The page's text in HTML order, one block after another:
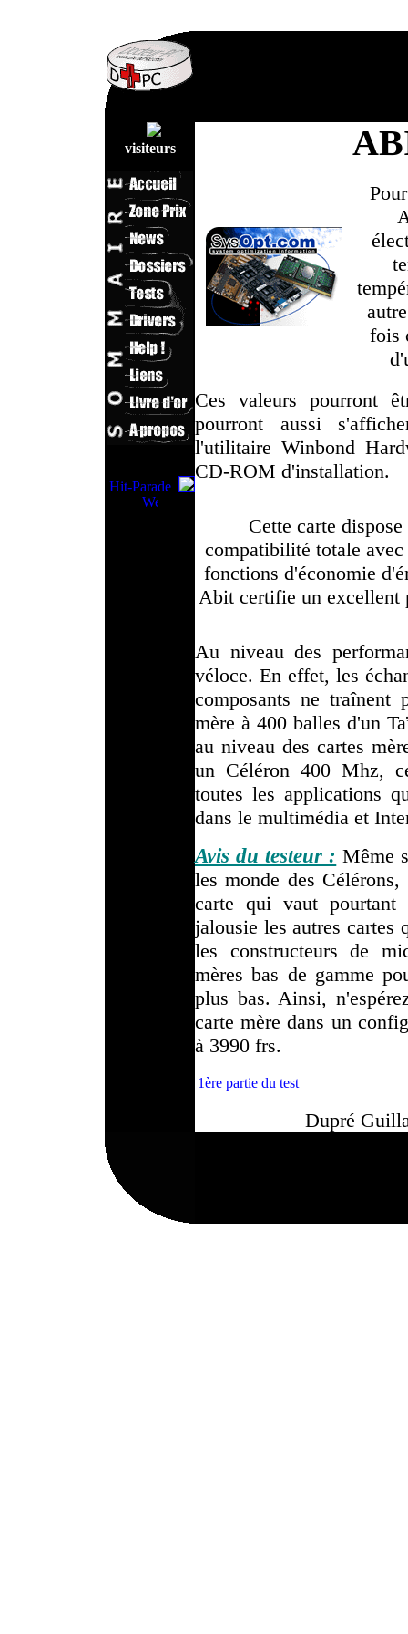
visiteurs
fois
Ces valeurs pourront
pourront aussi
l'utilitaire Winbond
CD-ROM d'installation.
Cette carte
compatibilité totale
fonctions d'économie
Abit certifie un excellent
Au niveau des
véloce. En effet, les
composants ne traînent
mère à 400 balles d'un
au niveau des cartes
un Céléron 400 Mhz,
toutes les applications
dans le multimédia et
Avis du testeur : Même
les monde des
carte qui vaut
jalousie les autres cartes
les constructeurs de
mères bas de gamme
plus bas. Ainsi,
carte mère dans un
à 3990 frs.
1ère partie du test
Dupré